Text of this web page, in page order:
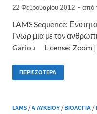
22 Φεβρουαρίου 2012 - από
LAMS Sequence:
Γνωριμία με τον
Gariou License: Zoom |
ΠΕΡΙΣΣΌΤΕΡΑ
LAMS /Α ΛΥΚΕΊΟΥ /ΒΙΟΛΟΓΊΑ /